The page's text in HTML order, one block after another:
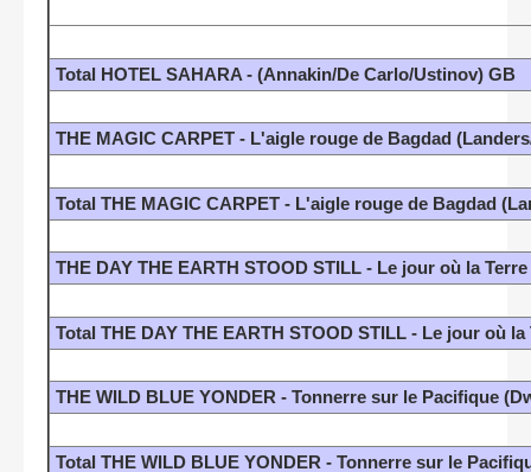
Total HOTEL SAHARA - (Annakin/De Carlo/Ustinov) GB
THE MAGIC CARPET - L'aigle rouge de Bagdad
Total THE MAGIC CARPET - L'aigle rouge de Bagdad
THE DAY THE EARTH STOOD STILL - Le jour où la
Total THE DAY THE EARTH STOOD STILL - Le jour où
THE WILD BLUE YONDER - Tonnerre sur le Pacifique
Total THE WILD BLUE YONDER - Tonnerre sur le